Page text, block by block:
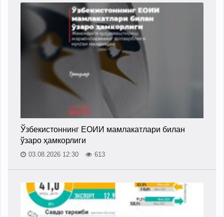
Ўзбекистоннинг ЕОИИ мамлакатлари билан
ўзаро ҳамкорлиги
03.08.2026 12:30 613